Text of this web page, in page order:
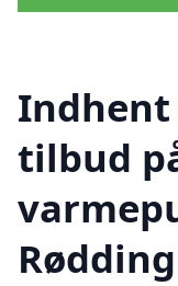
tilbud
Rødding